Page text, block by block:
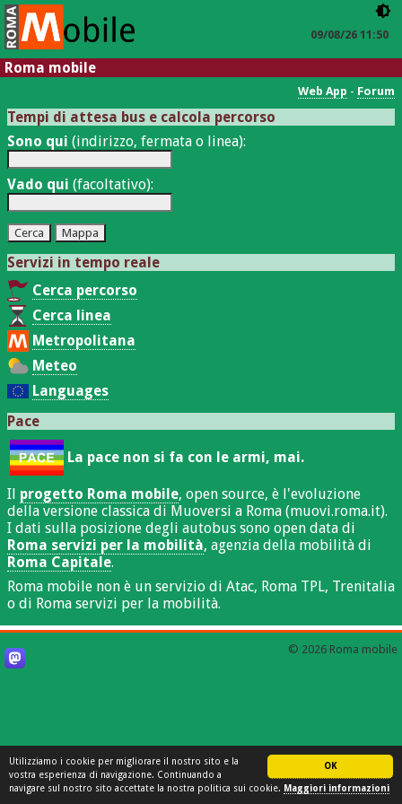
OK
Utilizziamo i cookie per migliorare il nostro sito e la
vostra esperienza di navigazione. Continuando a
navigare sul nostro sito accettate la nostra politica sui cookie. Maggiori informazioni
09/08/26 11:50
Roma mobile
Web App - Forum
Tempi di attesa bus e calcola percorso
Sono qui (indirizzo, fermata o linea):
Vado qui (facoltativo):
Servizi in tempo reale
Cerca percorso
Cerca linea
Metropolitana
Meteo
Languages
Pace
La pace non si fa con le armi, mai.
Il progetto Roma mobile, open source, è l'evoluzione
della versione classica di Muoversi a Roma (muovi.roma.it).
I dati sulla posizione degli autobus sono open data di
Roma servizi per la mobilità, agenzia della mobilità di
Roma Capitale.
Roma mobile non è un servizio di Atac, Roma TPL, Trenitalia
o di Roma servizi per la mobilità.
© 2026 Roma mobile